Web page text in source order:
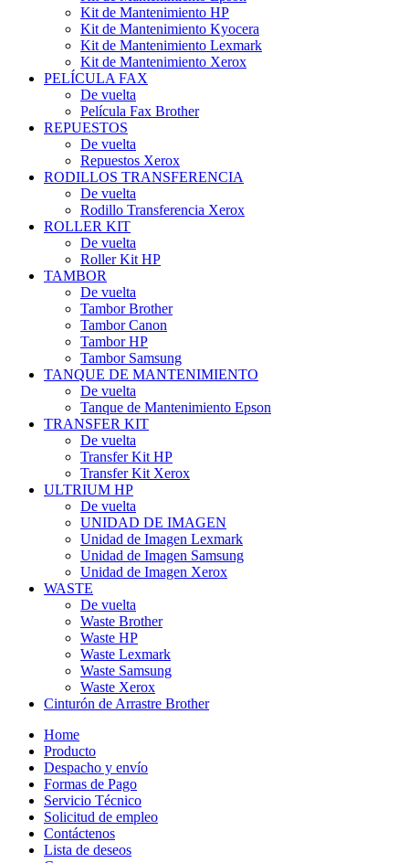
Kit de Mantenimiento HP
Kit de Mantenimiento Kyocera
Kit de Mantenimiento Lexmark
Kit de Mantenimiento Xerox
PELÍCULA FAX
De vuelta
Película Fax Brother
REPUESTOS
De vuelta
Repuestos Xerox
RODILLOS TRANSFERENCIA
De vuelta
Rodillo Transferencia Xerox
ROLLER KIT
De vuelta
Roller Kit HP
TAMBOR
De vuelta
Tambor Brother
Tambor Canon
Tambor HP
Tambor Samsung
TANQUE DE MANTENIMIENTO
De vuelta
Tanque de Mantenimiento Epson
TRANSFER KIT
De vuelta
Transfer Kit HP
Transfer Kit Xerox
ULTRIUM HP
De vuelta
UNIDAD DE IMAGEN
Unidad de Imagen Lexmark
Unidad de Imagen Samsung
Unidad de Imagen Xerox
WASTE
De vuelta
Waste Brother
Waste HP
Waste Lexmark
Waste Samsung
Waste Xerox
Cinturón de Arrastre Brother
Home
Producto
Despacho y envío
Formas de Pago
Servicio Técnico
Solicitud de empleo
Contáctenos
Lista de deseos